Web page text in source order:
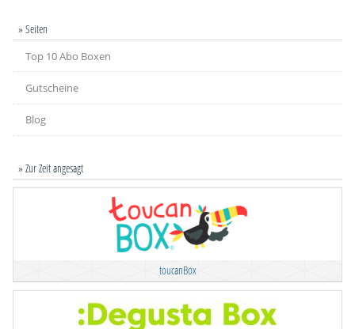
» Seiten
Top 10 Abo Boxen
Gutscheine
Blog
» Zur Zeit angesagt
toucanBox